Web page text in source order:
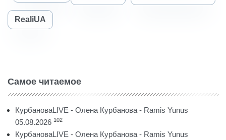
RealiUA
Самое читаемое
КурбановаLIVE - Олена Курбанова - Ramis Yunus
05.08.2026 102
КурбановаLIVE - Олена Курбанова - Ramis Yunus